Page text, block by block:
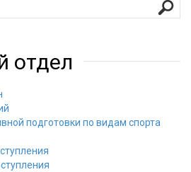
отдел
подготовки по видам спорта